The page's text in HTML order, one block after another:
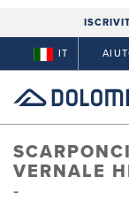
IT
VERNALE